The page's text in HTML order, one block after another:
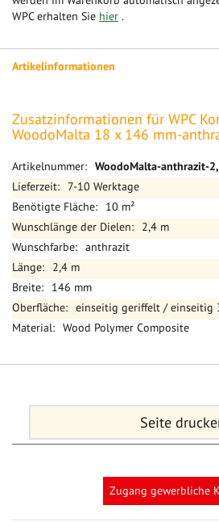
WPC erhalten Sie hier .
Artikelinformationen
Zusatzinformationen für WPC
WoodoMalta 18 x 146 mm-
Mehr
Informationen
WoodoMalta-anthrazit-
7-10 Werktage
10 m²
2,4 m
anthrazit
2,4 m
146 mm
einseitig geriffelt / einseitig
Wood Polymer Composite
Seite
Zugang gewerbliche